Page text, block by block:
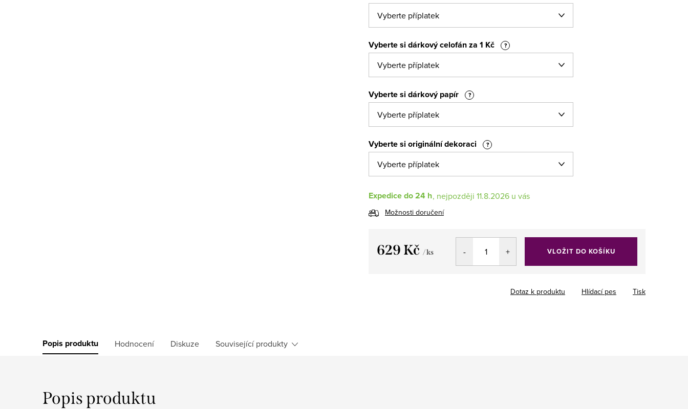
Vyberte si dárkový celofán za 1 Kč ?
Vyberte si dárkový papír ?
Vyberte si originální dekoraci ?
Expedice do 24 h 11.8.2026
Možnosti doručení
629 Kč / ks VLOŽIT DO KOŠÍKU
Tisk
Dotaz k produktu Hlídací pes
Popis produktu Hodnocení Diskuze Související produkty
Popis produktu